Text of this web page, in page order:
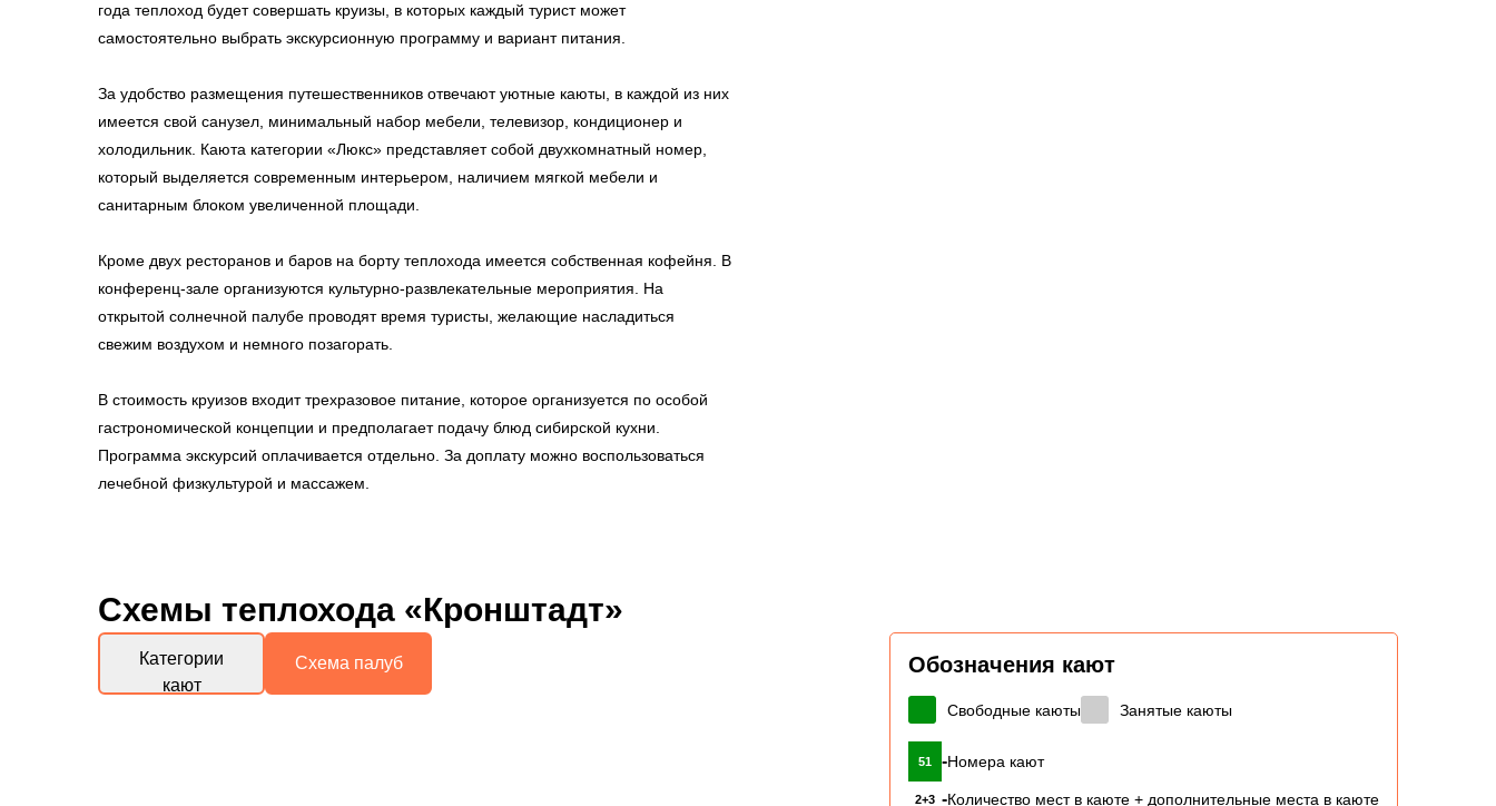
года теплоход будет совершать круизы, в которых каждый турист может
самостоятельно выбрать экскурсионную программу и вариант питания.
За удобство размещения путешественников отвечают уютные каюты, в каждой из них
имеется свой санузел, минимальный набор мебели, телевизор, кондиционер и
холодильник. Каюта категории «Люкс» представляет собой двухкомнатный номер,
который выделяется современным интерьером, наличием мягкой мебели и
санитарным блоком увеличенной площади.
Кроме двух ресторанов и баров на борту теплохода имеется собственная кофейня. В
конференц-зале организуются культурно-развлекательные мероприятия. На
открытой солнечной палубе проводят время туристы, желающие насладиться
свежим воздухом и немного позагорать.
В стоимость круизов входит трехразовое питание, которое организуется по особой
гастрономической концепции и предполагает подачу блюд сибирской кухни.
Программа экскурсий оплачивается отдельно. За доплату можно воспользоваться
лечебной физкультурой и массажем.
Схемы теплохода «Кронштадт»
Обозначения кают
Свободные каюты Занятые каюты
51 -Номера кают
2+3 -Количество мест в каюте + дополнительные места в каюте
Категории
кают
Схема палуб